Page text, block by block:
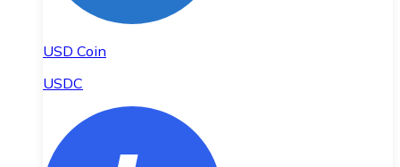
USD Coin
USDC